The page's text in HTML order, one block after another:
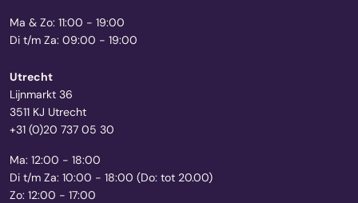
Ma & Zo: 11:00 - 19:00
Di t/m Za: 09:00 - 19:00
Utrecht
Lijnmarkt 36
3511 KJ Utrecht
+31 (0)20 737 05 30
Ma: 12:00 - 18:00
Di t/m Za: 10:00 - 18:00 (Do: tot 20.00)
Zo: 12:00 - 17:00